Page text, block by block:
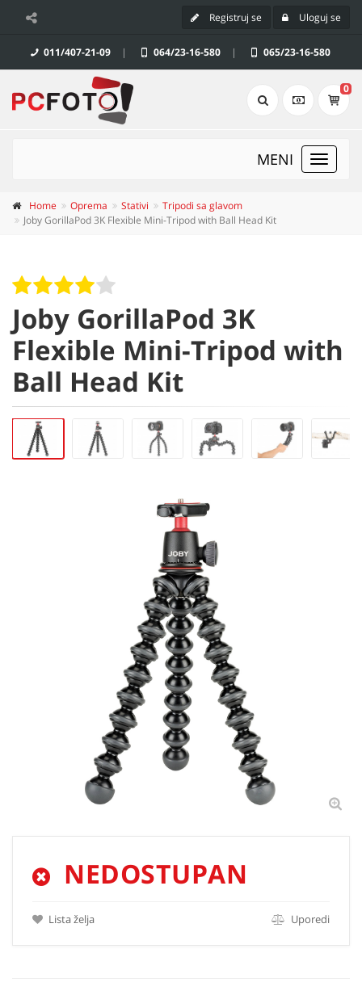
Registruj se Uloguj se
011/407-21-09 | 064/23-16-580 | 065/23-16-580
0
Toggle
MENI
Home Oprema Stativi
Tripodi sa glavom
Joby GorillaPod 3K Flexible Mini-Tripod with Ball Head Kit
Joby GorillaPod 3K
Flexible Mini-Tripod with
Ball Head Kit
NEDOSTUPAN
Lista želja Uporedi